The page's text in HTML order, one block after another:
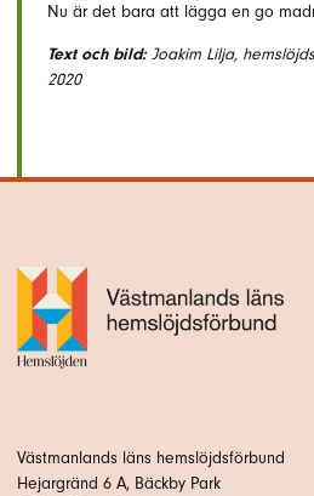
Nu är det bara att lägga en go
Text och bild:Joakim Lilja,
2020
Västmanlands läns hemslöjdsförbund
Hejargränd 6 A, Bäckby Park